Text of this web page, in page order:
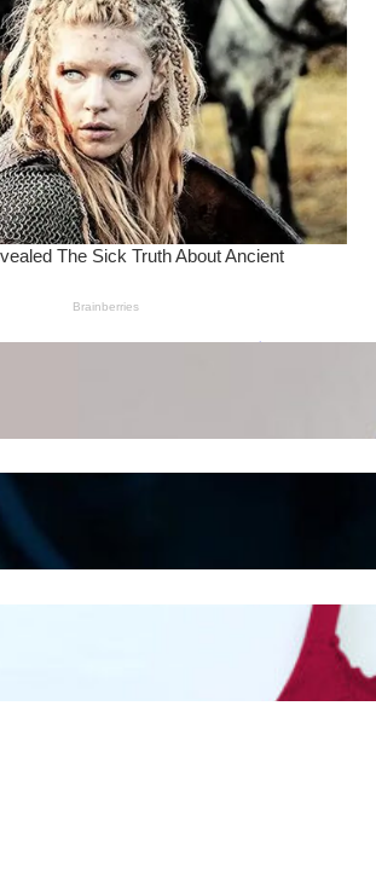
Wanita Pamer Pakaian
Kepribadian
Mengintip Kepribadian
Wanita Dari Warna Bra